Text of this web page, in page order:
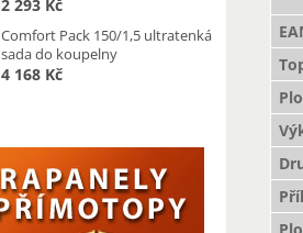
2 293 Kč
Comfort Pack 150/1,5 ultratenká
sada do koupelny
4 168 Kč